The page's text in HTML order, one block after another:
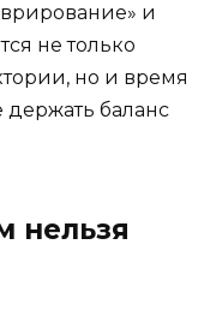
и
не только
но и время
баланс
нельзя